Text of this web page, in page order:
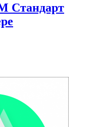
Стандарт